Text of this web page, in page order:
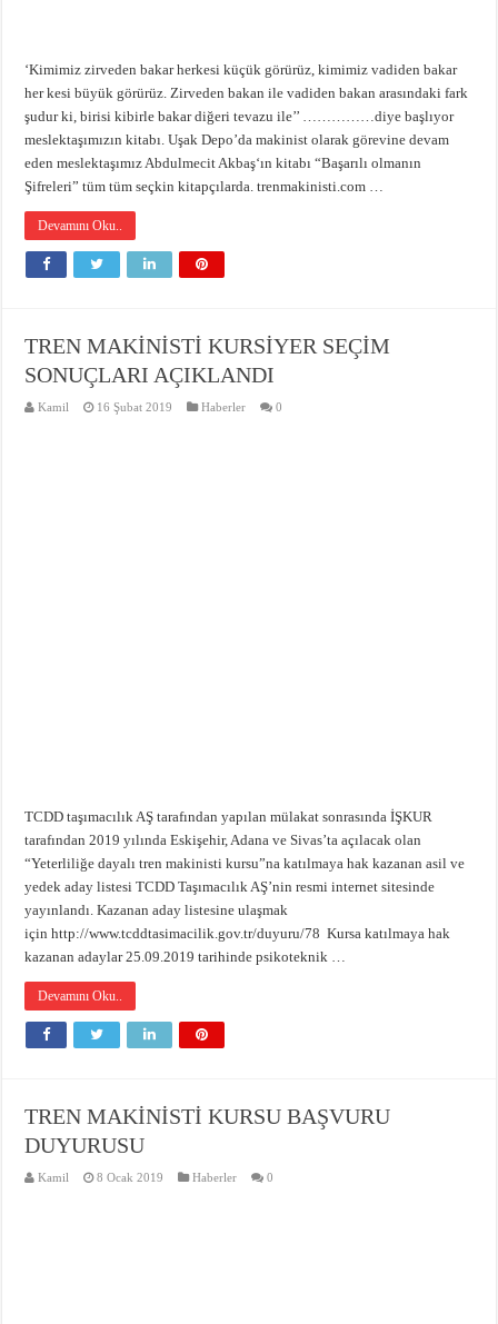
‘Kimimiz zirveden bakar herkesi küçük görürüz, kimimiz vadiden bakar
her kesi büyük görürüz. Zirveden bakan ile vadiden bakan arasındaki fark
şudur ki, birisi kibirle bakar diğeri tevazu ile’’ ……………diye başlıyor
meslektaşımızın kitabı. Uşak Depo’da makinist olarak görevine devam
eden meslektaşımız Abdulmecit Akbaş‘ın kitabı “Başarılı olmanın
Şifreleri” tüm tüm seçkin kitapçılarda. trenmakinisti.com …
Devamını Oku..
TREN MAKİNİSTİ KURSİYER SEÇİM
SONUÇLARI AÇIKLANDI
Kamil 16 Şubat 2019 Haberler 0
TCDD taşımacılık AŞ tarafından yapılan mülakat sonrasında İŞKUR
tarafından 2019 yılında Eskişehir, Adana ve Sivas’ta açılacak olan
“Yeterliliğe dayalı tren makinisti kursu”na katılmaya hak kazanan asil ve
yedek aday listesi TCDD Taşımacılık AŞ’nin resmi internet sitesinde
yayınlandı. Kazanan aday listesine ulaşmak
için http://www.tcddtasimacilik.gov.tr/duyuru/78 Kursa katılmaya hak
kazanan adaylar 25.09.2019 tarihinde psikoteknik …
Devamını Oku..
TREN MAKİNİSTİ KURSU BAŞVURU
DUYURUSU
Kamil 8 Ocak 2019 Haberler 0